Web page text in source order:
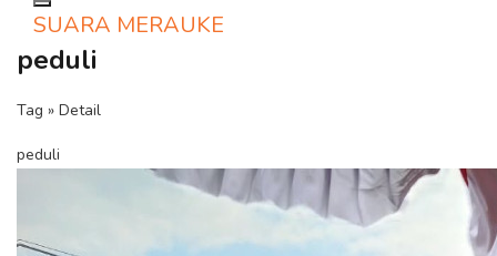
Toggle navigation
SUARA MERAUKE
peduli
Tag » Detail
peduli